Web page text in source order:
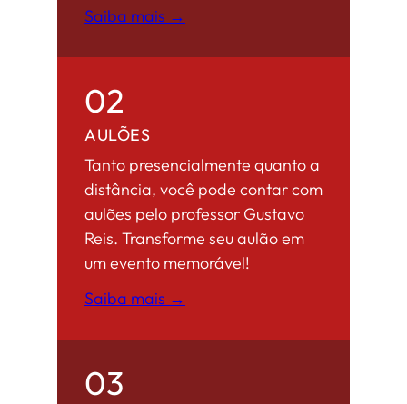
Saiba mais →
02
AULÕES
Tanto presencialmente quanto a
distância, você pode contar com
aulões pelo professor Gustavo
Reis. Transforme seu aulão em
um evento memorável!
Saiba mais →
03